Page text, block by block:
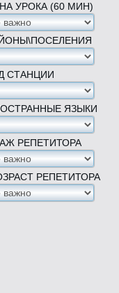
УРОКА (60 МИН)
СТАНЦИИ
ЯЗЫКИ
РЕПЕТИТОРА
РЕПЕТИТОРА